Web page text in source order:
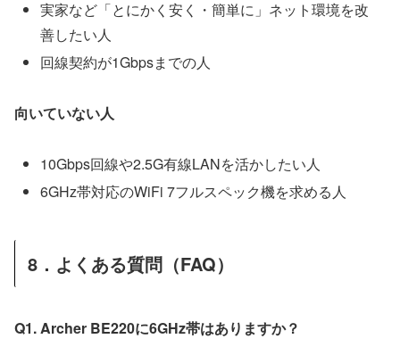
実家など「とにかく安く・簡単に」ネット環境を改
善したい人
回線契約が1Gbpsまでの人
向いていない人
10Gbps回線や2.5G有線LANを活かしたい人
6GHz帯対応のWiFi 7フルスペック機を求める人
8．よくある質問（FAQ）
Q1. Archer BE220に6GHz帯はありますか？